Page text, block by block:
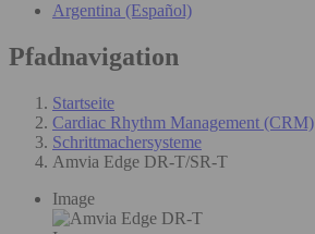
Argentina (Español)
Pfadnavigation
Startseite
Cardiac Rhythm Management (CRM)
Schrittmachersysteme
Amvia Edge DR-T/SR-T
Image